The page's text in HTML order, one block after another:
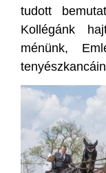
tudott
Kollégánk
ménünk,